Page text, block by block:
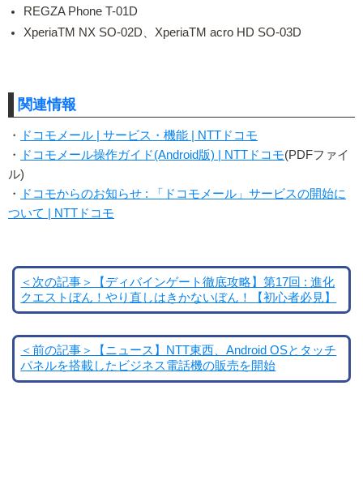
REGZA Phone T-01D
XperiaTM NX SO-02D、XperiaTM acro HD SO-03D
関連情報
・
ドコモメール | サービス・機能 | NTTドコモ
・
ドコモメール操作ガイド(Android版) | NTTドコモ(PDFファイ
ル)
・
ドコモからのお知らせ : 「ドコモメール」サービスの開始に
ついて | NTTドコモ
＜次の記事＞【ディバインゲート徹底攻略】第17回 : 進化
クエストぼん！やり直しはきかないぼん！【初心者必見】
＜前の記事＞【ニュース】NTT東西、Android OSとタッチ
パネルを搭載したビジネス電話機の販売を開始